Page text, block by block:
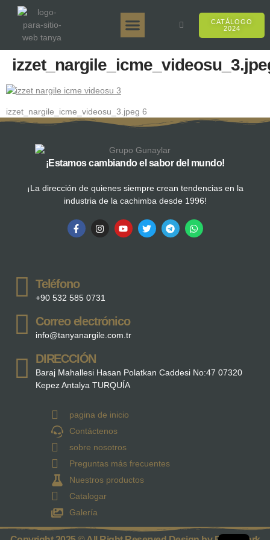
CATÁLOGO
2024
izzet_nargile_icme_videosu_3.jpeg 6
¡Estamos cambiando el sabor del mundo!
¡La dirección de quienes siempre crean tendencias en la
industria de la cachimba desde 1996!
Teléfono
+90 532 585 0731
Correo electrónico
info@tanyanargile.com.tr
DIRECCIÓN
Baraj Mahallesi Hasan Polatkan Caddesi No:47 07320
Kepez Antalya TURQUÍA
pagina de inicio
Contáctenos
sobre nosotros
Preguntas más frecuentes
Nuestros productos
Catalogar
Galería